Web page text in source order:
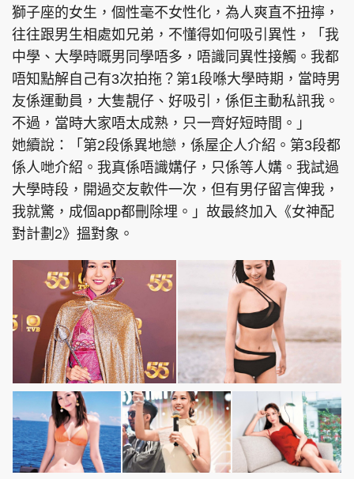
獅子座的女生，個性毫不女性化，為人爽直不扭擰，
往往跟男生相處如兄弟，不懂得如何吸引異性，「我
中學、大學時嘅男同學唔多，唔識同異性接觸。我都
唔知點解自己有3次拍拖？第1段喺大學時期，當時男
友係運動員，大隻靚仔、好吸引，係佢主動私訊我。
不過，當時大家唔太成熟，只一齊好短時間。」
她續說：「第2段係異地戀，係屋企人介紹。第3段都
係人哋介紹。我真係唔識媾仔，只係等人媾。我試過
大學時段，開過交友軟件一次，但有男仔留言俾我，
我就驚，成個app都刪除埋。」故最終加入《女神配
對計劃2》搵對象。